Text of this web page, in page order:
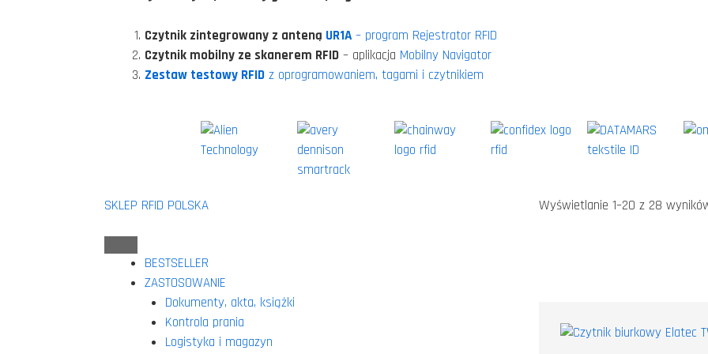
Czytnik zintegrowany z anteną UR1A – program Rejestrator RFID
Czytnik mobilny ze skanerem RFID – aplikacja Mobilny Navigator
Zestaw testowy RFID z oprogramowaniem, tagami i czytnikiem
SKLEP RFID POLSKA
BESTSELLER
ZASTOSOWANIE
Dokumenty, akta, książki
Kontrola prania
Logistyka i magazyn
Wyświetlanie 1–20 z 28